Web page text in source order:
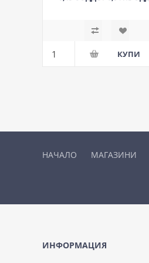
НАЧАЛО МАГАЗИНИ
ИНФОРМАЦИЯ